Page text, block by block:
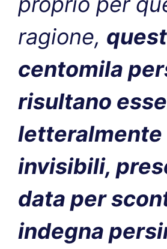
ragione,
centomila
risultano
letteralmente
invisibili,
data per
indegna